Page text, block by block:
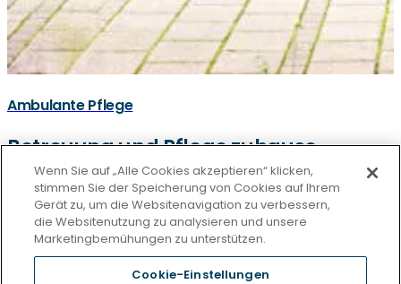
Ambulante Pflege
Betreuung und Pflege zuhause
Curanum Bad Dürrheim
Friedrichstraße 4,
78073 Bad Dürrheim
Wenn Sie auf „Alle Cookies akzeptieren“ klicken,
stimmen Sie der Speicherung von Cookies auf Ihrem
Gerät zu, um die Websitenavigation zu verbessern,
die Websitenutzung zu analysieren und unsere
Marketingbemühungen zu unterstützen.
Cookie-Einstellungen